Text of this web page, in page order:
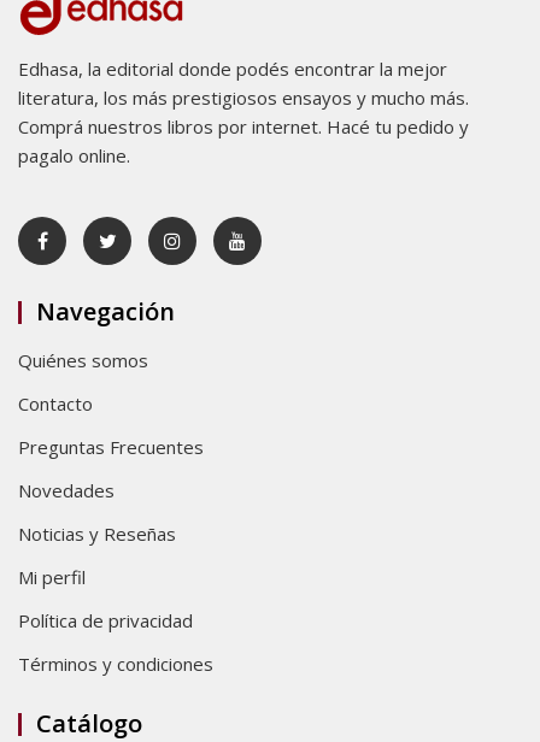
Edhasa, la editorial donde podés encontrar la mejor
literatura, los más prestigiosos ensayos y mucho más.
Comprá nuestros libros por internet. Hacé tu pedido y
pagalo online.
Navegación
Quiénes somos
Contacto
Preguntas Frecuentes
Novedades
Noticias y Reseñas
Mi perfil
Política de privacidad
Términos y condiciones
Catálogo